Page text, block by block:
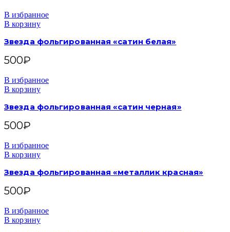
В избранное
В корзину
Звезда фольгированная «сатин белая»
500₽
В избранное
В корзину
Звезда фольгированная «сатин черная»
500₽
В избранное
В корзину
Звезда фольгированная «металлик красная»
500₽
В избранное
В корзину